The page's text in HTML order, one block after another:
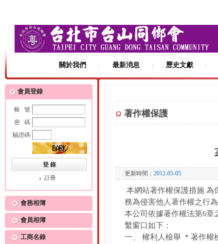
關於我們 最新消息 歷史文獻
會員登錄
帳 號
密 碼
驗證碼
註冊
會務相簿
會員相簿
工商名錄
著作權保護
更新時間： 2012-05-05
本網站著作權保護措施 為
務為侵害他人著作權之行
本公司依據著作權法第6章
繫窗口如下：
一、 權利人檢舉 ＊著作權